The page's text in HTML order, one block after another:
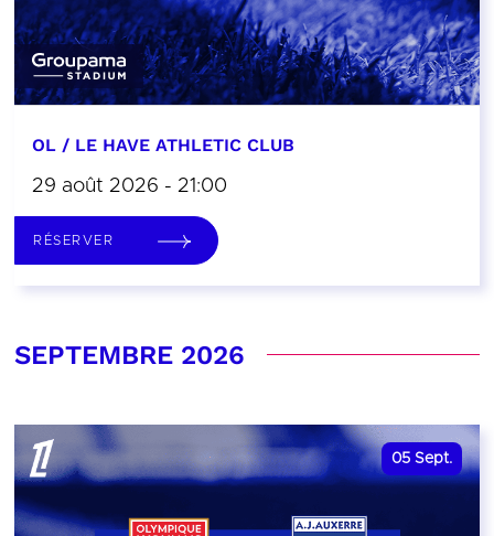
OL / LE HAVE ATHLETIC CLUB
29 août 2026 - 21:00
RÉSERVER
SEPTEMBRE 2026
05 Sept.